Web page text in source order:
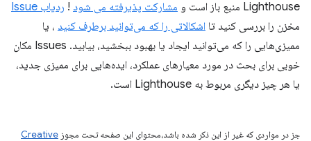
Lighthouse منبع باز است و مشارکت پذیرفته می شود ! ردیاب Issue
مخزن را بررسی کنید تا اشکالاتی را که می‌توانید برطرف کنید ، یا
ممیزی‌هایی را که می‌توانید ایجاد یا بهبود ببخشید، بیابید. Issues مکان
خوبی برای بحث در مورد معیارهای عملکرد، ایده‌هایی برای ممیزی جدید،
یا هر چیز دیگری مربوط به Lighthouse است.
جز در مواردی که غیر از این ذکر شده باشد،‌محتوای این صفحه تحت مجوز Creative